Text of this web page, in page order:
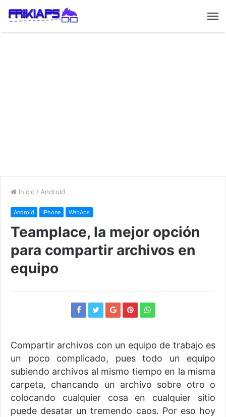
Inicio / Android
Android iPhone WebAps
Teamplace, la mejor opción
para compartir archivos en
equipo
Compartir archivos con un equipo de trabajo es
un poco complicado, pues todo un equipo
subiendo archivos al mismo tiempo en la misma
carpeta, chancando un archivo sobre otro o
colocando cualquier cosa en cualquier sitio
puede desatar un tremendo caos. Por eso hoy